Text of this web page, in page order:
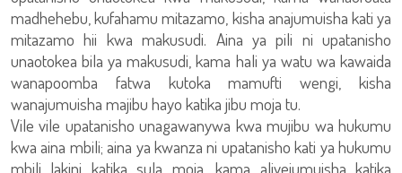
madhehebu, kufahamu mitazamo, kisha anajumuisha kati ya
mitazamo hii kwa makusudi. Aina ya pili ni upatanisho
unaotokea bila ya makusudi, kama hali ya watu wa kawaida
wanapoomba fatwa kutoka mamufti wengi, kisha
wanajumuisha majibu hayo katika jibu moja tu.
Vile vile upatanisho unagawanywa kwa mujibu wa hukumu
kwa aina mbili; aina ya kwanza ni upatanisho kati ya hukumu
mbili lakini katika sula moja, kama aliyejumuisha katika